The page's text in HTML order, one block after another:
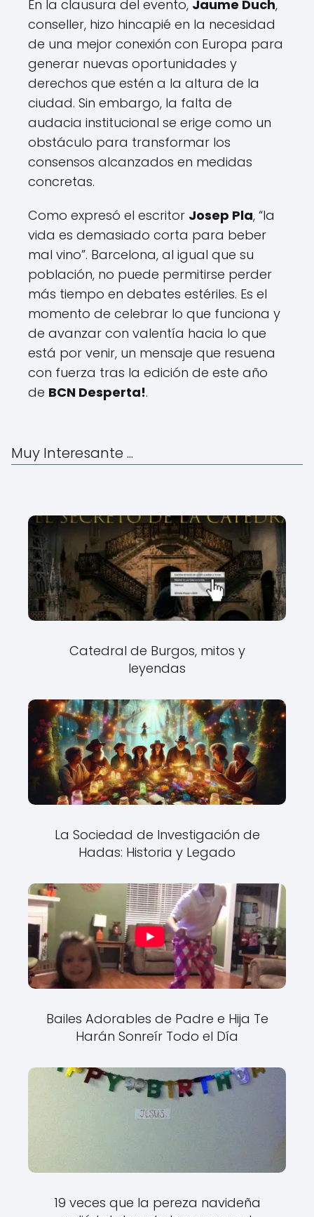
En la clausura del evento, Jaume Duch,
conseller, hizo hincapié en la necesidad
de una mejor conexión con Europa para
generar nuevas oportunidades y
derechos que estén a la altura de la
ciudad. Sin embargo, la falta de
audacia institucional se erige como un
obstáculo para transformar los
consensos alcanzados en medidas
concretas.
Como expresó el escritor Josep Pla, “la
vida es demasiado corta para beber
mal vino”. Barcelona, al igual que su
población, no puede permitirse perder
más tiempo en debates estériles. Es el
momento de celebrar lo que funciona y
de avanzar con valentía hacia lo que
está por venir, un mensaje que resuena
con fuerza tras la edición de este año
de BCN Desperta!.
Muy Interesante ...
Catedral de Burgos, mitos y
leyendas
La Sociedad de Investigación de
Hadas: Historia y Legado
Bailes Adorables de Padre e Hija Te
Harán Sonreír Todo el Día
19 veces que la pereza navideña